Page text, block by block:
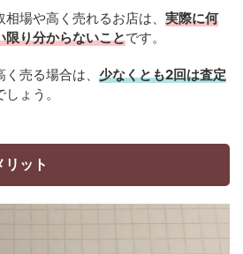
場や高く売れるお店は、 実際に何
限り分からないことです。
売る場合は、 少なくとも2回は査定
しょう。
リット